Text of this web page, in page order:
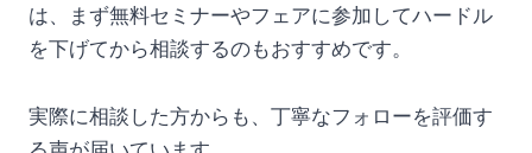
は、まず無料セミナーやフェアに参加してハードル
を下げてから相談するのもおすすめです。
実際に相談した方からも、丁寧なフォローを評価す